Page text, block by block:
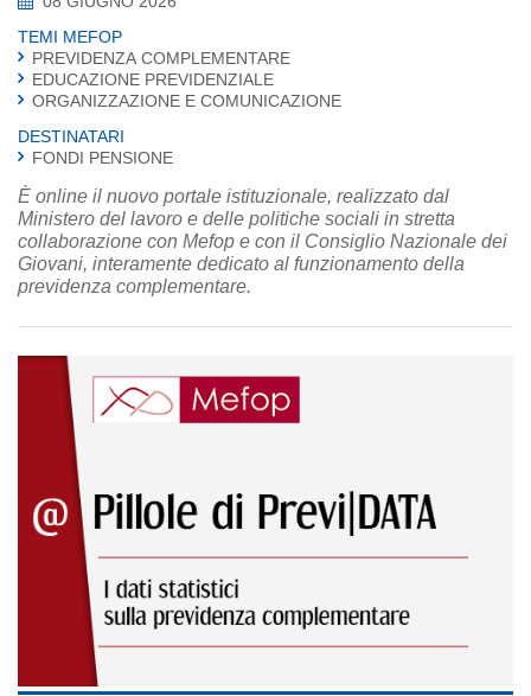
TEMI MEFOP
PREVIDENZA COMPLEMENTARE
EDUCAZIONE PREVIDENZIALE
ORGANIZZAZIONE E COMUNICAZIONE
DESTINATARI
FONDI PENSIONE
È online il nuovo portale istituzionale, realizzato dal
Ministero del lavoro e delle politiche sociali in stretta
collaborazione con Mefop e con il Consiglio Nazionale dei
Giovani, interamente dedicato al funzionamento della
previdenza complementare.